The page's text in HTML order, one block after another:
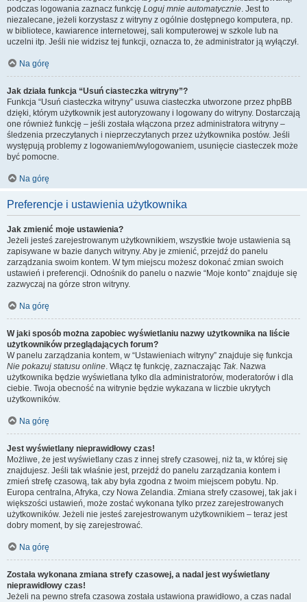
podczas logowania zaznacz funkcję Loguj mnie automatycznie. Jest to
niezalecane, jeżeli korzystasz z witryny z ogólnie dostępnego komputera, np.
w bibliotece, kawiarence internetowej, sali komputerowej w szkole lub na
uczelni itp. Jeśli nie widzisz tej funkcji, oznacza to, że administrator ją wyłączył.
Na górę
Jak działa funkcja “Usuń ciasteczka witryny”?
Funkcja “Usuń ciasteczka witryny” usuwa ciasteczka utworzone przez phpBB
dzięki, którym użytkownik jest autoryzowany i logowany do witryny. Dostarczają
one również funkcję – jeśli została włączona przez administratora witryny –
śledzenia przeczytanych i nieprzeczytanych przez użytkownika postów. Jeśli
występują problemy z logowaniem/wylogowaniem, usunięcie ciasteczek może
być pomocne.
Na górę
Preferencje i ustawienia użytkownika
Jak zmienić moje ustawienia?
Jeżeli jesteś zarejestrowanym użytkownikiem, wszystkie twoje ustawienia są
zapisywane w bazie danych witryny. Aby je zmienić, przejdź do panelu
zarządzania swoim kontem. W tym miejscu możesz dokonać zmian swoich
ustawień i preferencji. Odnośnik do panelu o nazwie “Moje konto” znajduje się
zazwyczaj na górze stron witryny.
Na górę
W jaki sposób można zapobiec wyświetlaniu nazwy użytkownika na liście
użytkowników przeglądających forum?
W panelu zarządzania kontem, w “Ustawieniach witryny” znajduje się funkcja
Nie pokazuj statusu online. Włącz tę funkcję, zaznaczając Tak. Nazwa
użytkownika będzie wyświetlana tylko dla administratorów, moderatorów i dla
ciebie. Twoja obecność na witrynie będzie wykazana w liczbie ukrytych
użytkowników.
Na górę
Jest wyświetlany nieprawidłowy czas!
Możliwe, że jest wyświetlany czas z innej strefy czasowej, niż ta, w której się
znajdujesz. Jeśli tak właśnie jest, przejdź do panelu zarządzania kontem i
zmień strefę czasową, tak aby była zgodna z twoim miejscem pobytu. Np.
Europa centralna, Afryka, czy Nowa Zelandia. Zmiana strefy czasowej, tak jak i
większości ustawień, może zostać wykonana tylko przez zarejestrowanych
użytkowników. Jeżeli nie jesteś zarejestrowanym użytkownikiem – teraz jest
dobry moment, by się zarejestrować.
Na górę
Została wykonana zmiana strefy czasowej, a nadal jest wyświetlany
nieprawidłowy czas!
Jeżeli na pewno strefa czasowa została ustawiona prawidłowo, a czas nadal